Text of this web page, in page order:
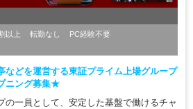
以上 転勤なし
PC経験不要
などを運営する東証プライム上場グループ
ニング募集★
の一員として、安定した基盤で働けるチャ